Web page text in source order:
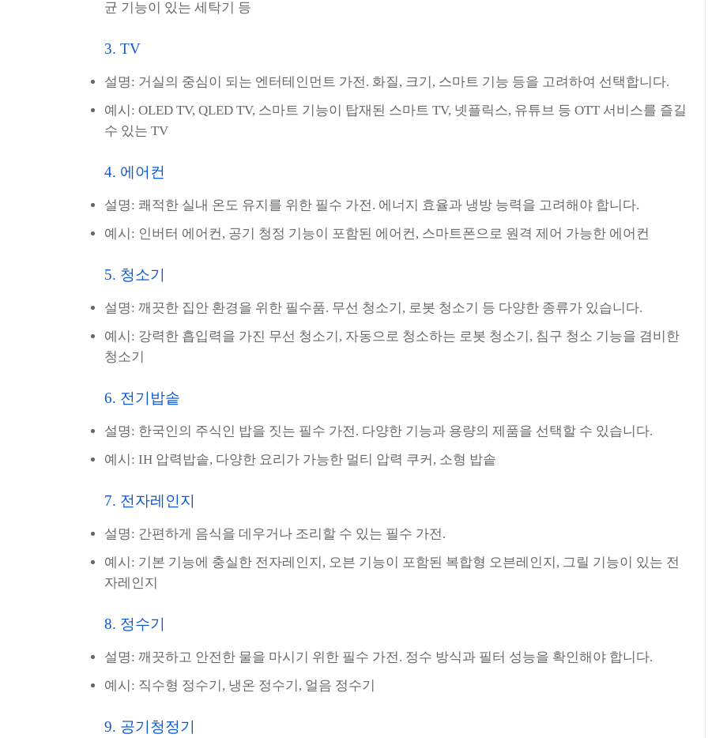
균 기능이 있는 세탁기 등
3. TV
설명: 거실의 중심이 되는 엔터테인먼트 가전. 화질, 크기, 스마트 기능 등을 고려하여 선택합니다.
예시: OLED TV, QLED TV, 스마트 기능이 탑재된 스마트 TV, 넷플릭스, 유튜브 등 OTT 서비스를 즐길
수 있는 TV
4. 에어컨
설명: 쾌적한 실내 온도 유지를 위한 필수 가전. 에너지 효율과 냉방 능력을 고려해야 합니다.
예시: 인버터 에어컨, 공기 청정 기능이 포함된 에어컨, 스마트폰으로 원격 제어 가능한 에어컨
5. 청소기
설명: 깨끗한 집안 환경을 위한 필수품. 무선 청소기, 로봇 청소기 등 다양한 종류가 있습니다.
예시: 강력한 흡입력을 가진 무선 청소기, 자동으로 청소하는 로봇 청소기, 침구 청소 기능을 겸비한
청소기
6. 전기밥솥
설명: 한국인의 주식인 밥을 짓는 필수 가전. 다양한 기능과 용량의 제품을 선택할 수 있습니다.
예시: IH 압력밥솥, 다양한 요리가 가능한 멀티 압력 쿠커, 소형 밥솥
7. 전자레인지
설명: 간편하게 음식을 데우거나 조리할 수 있는 필수 가전.
예시: 기본 기능에 충실한 전자레인지, 오븐 기능이 포함된 복합형 오븐레인지, 그릴 기능이 있는 전
자레인지
8. 정수기
설명: 깨끗하고 안전한 물을 마시기 위한 필수 가전. 정수 방식과 필터 성능을 확인해야 합니다.
예시: 직수형 정수기, 냉온 정수기, 얼음 정수기
9. 공기청정기